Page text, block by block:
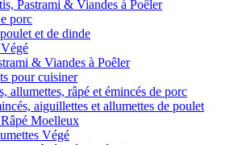
Pastrami & Viandes à Poêler
porc
et de dinde
& Viandes à Poêler
pour cuisiner
allumettes, râpé et émincés de porc
aiguillettes et allumettes de poulet
Moelleux
Végé